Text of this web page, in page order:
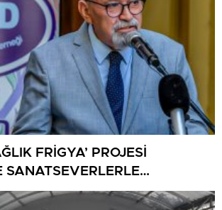
FRİGYA’ PROJESİ
SANATSEVERLERLE